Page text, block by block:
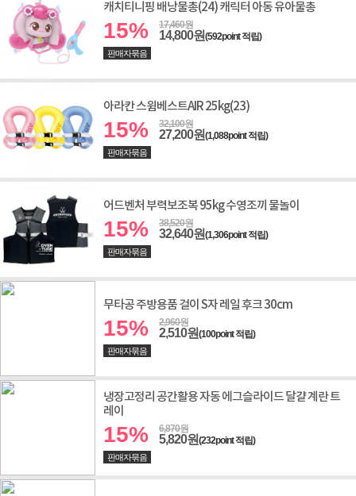
캐치티니핑 배낭물총(24) 캐릭터 아동 유아물총
15% 17,460원
14,800원(592point 적립)
판매자묶음
아라칸 스윔베스트AIR 25kg(23)
15% 32,100원
27,200원(1,088point 적립)
판매자묶음
어드벤처 부력보조복 95kg 수영조끼 물놀이
15% 38,520원
32,640원(1,306point 적립)
판매자묶음
무타공 주방용품 걸이 S자 레일 후크 30cm
15% 2,960원
2,510원(100point 적립)
판매자묶음
냉장고정리 공간활용 자동 에그슬라이드 달걀 계란 트
레이
15% 6,870원
5,820원(232point 적립)
판매자묶음